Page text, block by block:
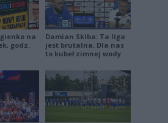
na
godz.
Damian Skiba: Ta liga
jest brutalna. Dla nas
to kubeł zimnej wody